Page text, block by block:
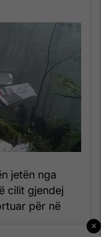
jetën nga
cilit gjendej
për në
×